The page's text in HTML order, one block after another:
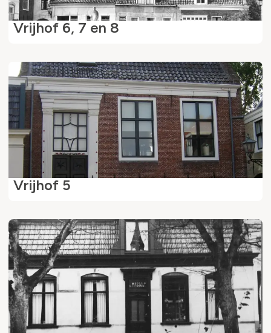
Vrijhof 6, 7 en 8
Vrijhof 5